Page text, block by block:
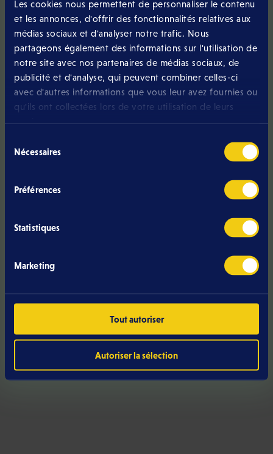
Les cookies nous permettent de personnaliser le contenu
et les annonces, d'offrir des fonctionnalités relatives aux
médias sociaux et d'analyser notre trafic. Nous
partageons également des informations sur l'utilisation de
notre site avec nos partenaires de médias sociaux, de
publicité et d'analyse, qui peuvent combiner celles-ci
avec d'autres informations que vous leur avez fournies ou
qu'ils ont collectées lors de votre utilisation de leurs
duNécessaires
Préférences
Statistiques
Marketing
Tout autoriser
Autoriser la sélection
Vous avez une
question ?
Appelez-nous